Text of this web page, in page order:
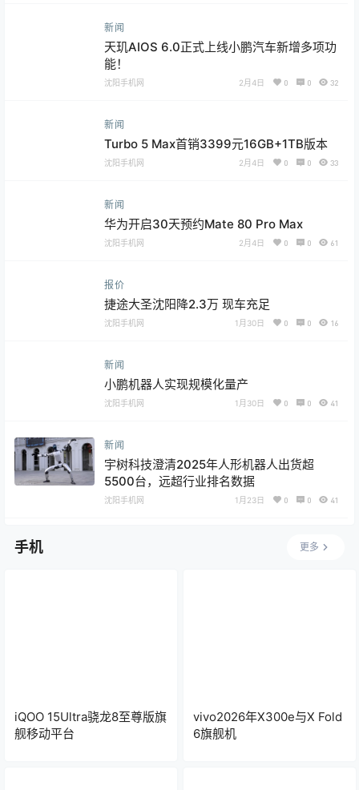
新闻
天玑AIOS 6.0正式上线小鹏汽车新增多项功
能！
沈阳手机网 2月4日 0 0 32
新闻
Turbo 5 Max首销3399元16GB+1TB版本
沈阳手机网 2月4日 0 0 33
新闻
华为开启30天预约Mate 80 Pro Max
沈阳手机网 2月4日 0 0 61
报价
捷途大圣沈阳降2.3万 现车充足
沈阳手机网 1月30日 0 0 16
新闻
小鹏机器人实现规模化量产
沈阳手机网 1月30日 0 0 41
新闻
宇树科技澄清2025年人形机器人出货超
5500台，远超行业排名数据
沈阳手机网 1月23日 0 0 41
手机 更多
iQOO 15Ultra骁龙8至尊版旗
舰移动平台
vivo2026年X300e与X Fold
6旗舰机